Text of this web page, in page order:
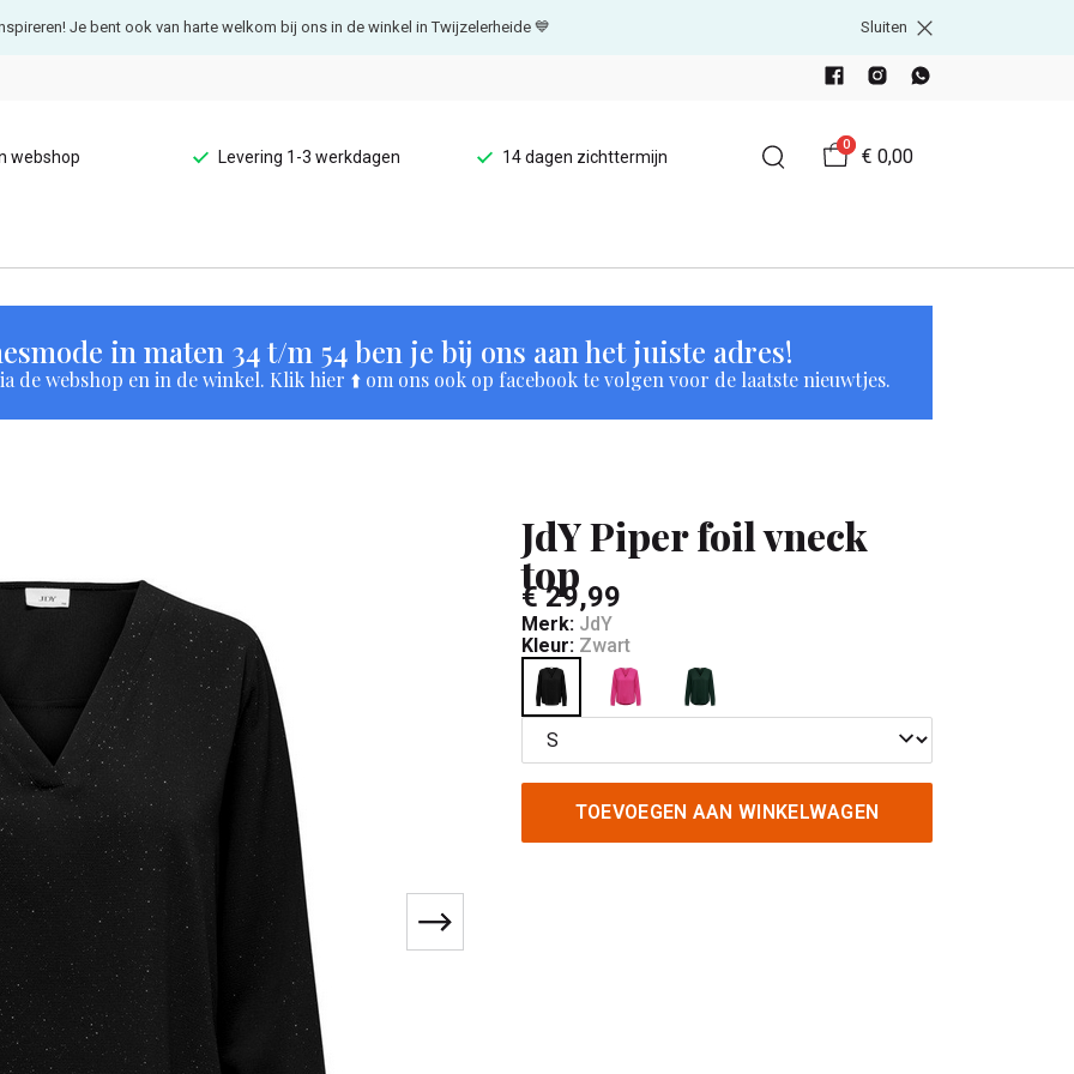
Je bent ook van harte welkom bij ons in de winkel in Twijzelerheide 💙 Sluiten
webshop Levering 1-3 werkdagen 14 dagen zichttermijn
0
€ 0,00
in maten 34 t/m 54 ben je bij ons aan het juiste adres!
de webshop en in de winkel. Klik hier ⬆️ om ons ook op facebook te volgen voor de laatste nieuwtjes.
JdY Piper foil vneck
top
€ 29,99
Merk: JdY
Kleur: Zwart
TOEVOEGEN AAN WINKELWAGEN